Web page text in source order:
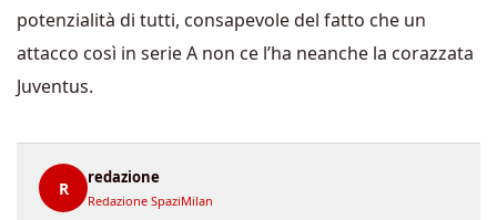
potenzialità di tutti, consapevole del fatto che un
attacco così in serie A non ce l’ha neanche la corazzata
Juventus.
R
redazione
Redazione SpaziMilan